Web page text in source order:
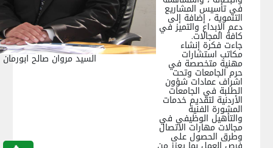
في تأسيس المشاريع
التنموية ، إضافة إلى
دعم الإبداع والتميز في
كافة المجالات.
جاءت فكرة إنشاء
مكاتب استشارات
مهنية متخصصة في
حرم الجامعات وتحت
اشراف عمادات شؤون
الطلبة في الجامعات
الأردنية لتقديم خدمات
المشورة الفنية
والتأهيل الوظيفي في
مجالات مهارات الاتصال
وطرق الحصول على
السيد مروان صالح ابورمان